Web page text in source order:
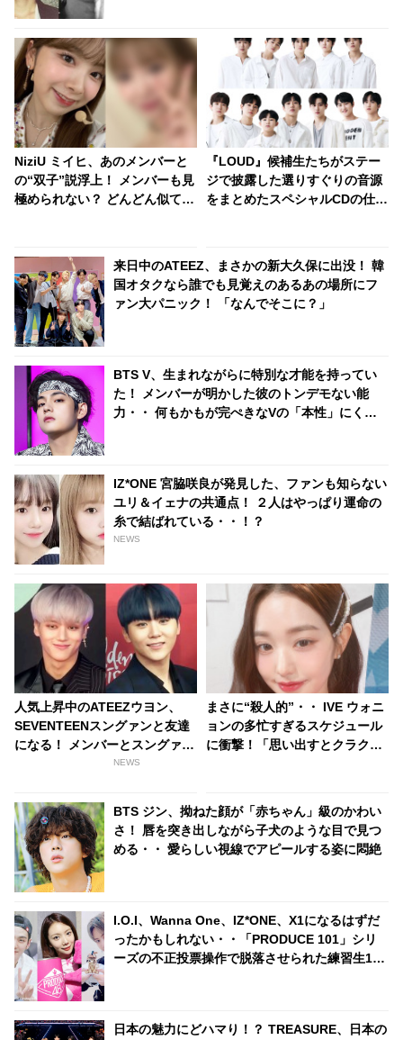
NiziU ミイヒ、あのメンバーと
の“双子”説浮上！ メンバーも見
極められない？ どんどん似てい
『LOUD』候補生たちがステー
ジで披露した選りすぐりの音源
をまとめたスペシャルCDの仕
来日中のATEEZ、まさかの新大久保に出没！ 韓
国オタクなら誰でも見覚えのあるあの場所にフ
ァン大パニック！ 「なんでそこに？」
BTS V、生まれながらに特別な才能を持ってい
た！ メンバーが明かした彼のトンデモない能
力・・ 何もかもが完ぺきなVの「本性」にくぎ
IZ*ONE 宮脇咲良が発見した、ファンも知らない
ユリ＆イェナの共通点！ ２人はやっぱり運命の
糸で結ばれている・・！？
NEWS
人気上昇中のATEEZウヨン、
SEVENTEENスングァンと友達
になる！ メンバーとスングァン
どっちを取る？ 新人ながら豪華
NEWS
まさに“殺人的”・・ IVE ウォニ
ョンの多忙すぎるスケジュール
に衝撃！「思い出すとクラクラ
ックリ
BTS ジン、拗ねた顔が「赤ちゃん」級のかわい
さ！ 唇を突き出しながら子犬のような目で見つ
める・・ 愛らしい視線でアピールする姿に悶絶
I.O.I、Wanna One、IZ*ONE、X1になるはずだ
ったかもしれない・・「PRODUCE 101」シリ
ーズの不正投票操作で脱落させられた練習生12
日本の魅力にどハマり！？ TREASURE、日本の